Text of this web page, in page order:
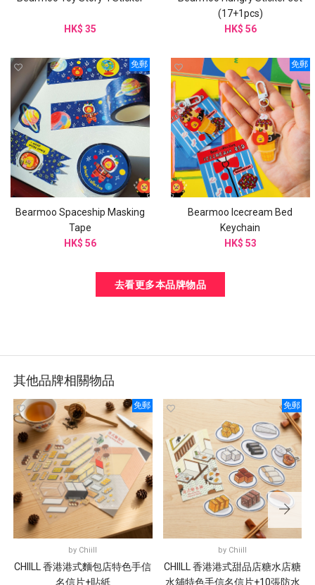
HK$ 35
(17+1pcs)
HK$ 56
免郵
Bearmoo Spaceship Masking
Tape
HK$ 56
免郵
Bearmoo Icecream Bed
Keychain
HK$ 53
去看更多本品牌物品
其他品牌相關物品
免郵
by Chiill
CHIILL 香港港式麵包店特色手信
名信片+貼紙
免郵
by Chiill
CHIILL 香港港式甜品店糖水店糖
水舖特色手信名信片+10張防水